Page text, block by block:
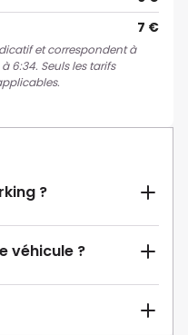
7 €
et correspondent à
6:34. Seuls les tarifs
?
véhicule ?